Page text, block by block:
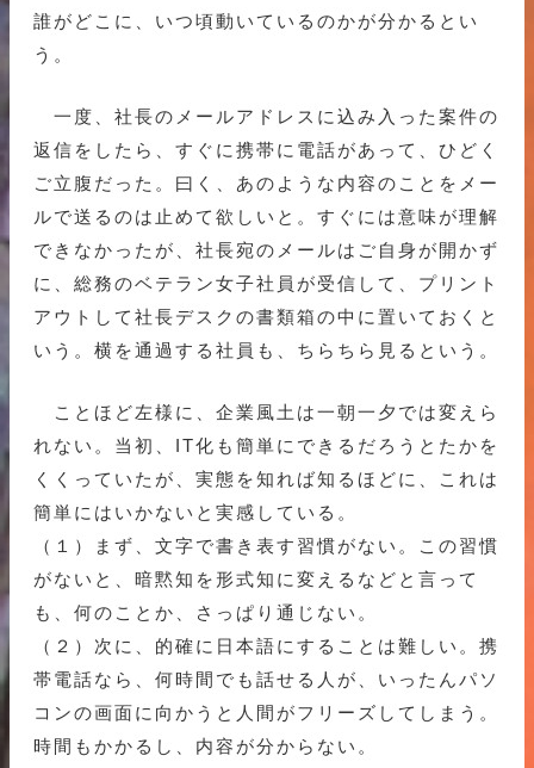
誰がどこに、いつ頃動いているのかが分かるとい
う。
一度、社長のメールアドレスに込み入った案件の
返信をしたら、すぐに携帯に電話があって、ひどく
ご立腹だった。曰く、あのような内容のことをメー
ルで送るのは止めて欲しいと。すぐには意味が理解
できなかったが、社長宛のメールはご自身が開かず
に、総務のベテラン女子社員が受信して、プリント
アウトして社長デスクの書類箱の中に置いておくと
いう。横を通過する社員も、ちらちら見るという。
ことほど左様に、企業風土は一朝一夕では変えら
れない。当初、IT化も簡単にできるだろうとたかを
くくっていたが、実態を知れば知るほどに、これは
簡単にはいかないと実感している。
（１）まず、文字で書き表す習慣がない。この習慣
がないと、暗黙知を形式知に変えるなどと言って
も、何のことか、さっぱり通じない。
（２）次に、的確に日本語にすることは難しい。携
帯電話なら、何時間でも話せる人が、いったんパソ
コンの画面に向かうと人間がフリーズしてしまう。
時間もかかるし、内容が分からない。